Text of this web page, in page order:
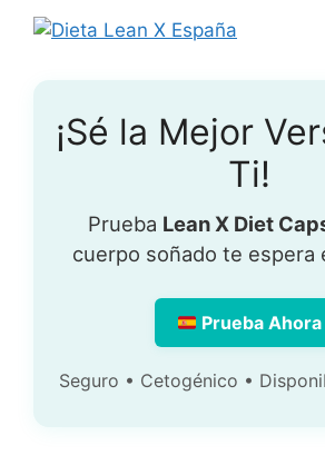
¡Sé la Mejor
Ti!
Prueba Lean X Diet
cuerpo soñado te espera
Prueba Ahora
Seguro • Cetogénico •